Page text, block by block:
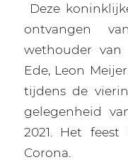
Deze
ontvangen
wethouder van
Ede, Leon
tijdens de
gelegenheid
2021. Het
Corona.